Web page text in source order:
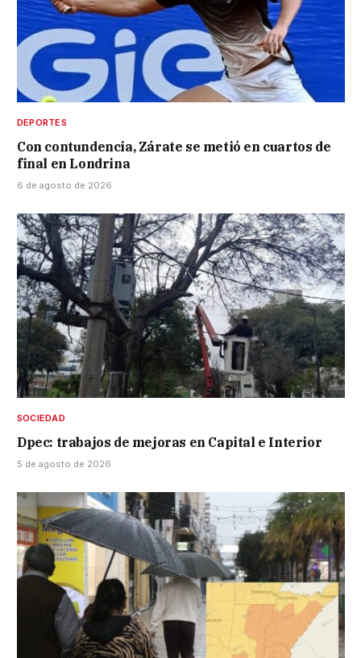
DEPORTES
Con contundencia, Zárate se metió en cuartos de
final en Londrina
6 de agosto de 2026
SOCIEDAD
Dpec: trabajos de mejoras en Capital e Interior
5 de agosto de 2026